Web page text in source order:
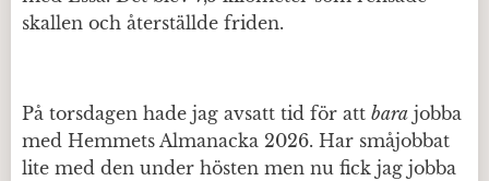
skallen och återställde friden.
På torsdagen hade jag avsatt tid för att bara jobba
med Hemmets Almanacka 2026. Har småjobbat
lite med den under hösten men nu fick jag jobba